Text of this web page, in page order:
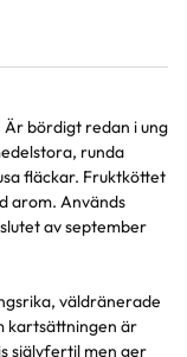
bördigt redan i ung
runda
fläckar. Fruktköttet
arom. Används
av september
väldränerade
kartsättningen är
självfertil men ger